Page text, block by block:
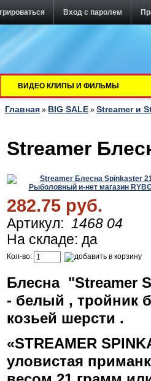
Вход с паролем
ВИДЕО КЛИПЫ И ФИЛЬМЫ
Главная » BIG SALE » Streamer и
Streamer
282.75 руб.
Артикул: 1468 04
На складе: да
Кол-во:
Блесна "Streamer
- белый , тройник
козьей шерсти .
«STREAMER
уловистая